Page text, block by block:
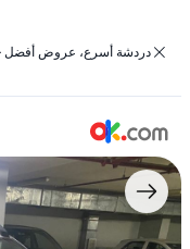
‏دردشة أسرع، عروض أفضل
25,000
درهم
للبيع
رينو
داستر